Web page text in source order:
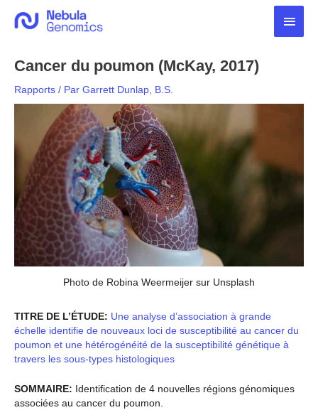
Cancer du poumon (McKay, 2017)
Rapports / Par Garrett Dunlap, B.S.
Photo de Robina Weermeijer sur Unsplash
TITRE DE L’ÉTUDE: Une analyse d’association à grande
échelle identifie de nouveaux loci de susceptibilité au cancer du
poumon et une hétérogénéité de la susceptibilité génétique à
travers les sous-types histologiques
SOMMAIRE: Identification de 4 nouvelles régions génomiques
associées au cancer du poumon.